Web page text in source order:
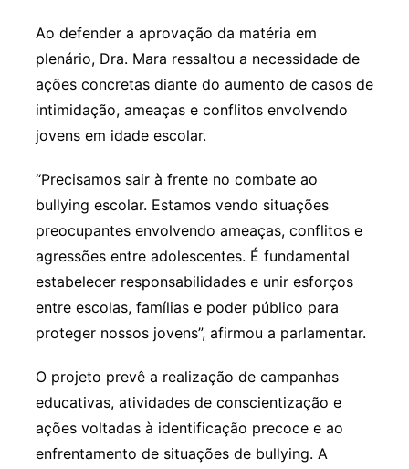
Ao defender a aprovação da matéria em
plenário, Dra. Mara ressaltou a necessidade de
ações concretas diante do aumento de casos de
intimidação, ameaças e conflitos envolvendo
jovens em idade escolar.
“Precisamos sair à frente no combate ao
bullying escolar. Estamos vendo situações
preocupantes envolvendo ameaças, conflitos e
agressões entre adolescentes. É fundamental
estabelecer responsabilidades e unir esforços
entre escolas, famílias e poder público para
proteger nossos jovens”, afirmou a parlamentar.
O projeto prevê a realização de campanhas
educativas, atividades de conscientização e
ações voltadas à identificação precoce e ao
enfrentamento de situações de bullying. A